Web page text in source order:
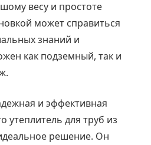
весу и простоте
может справиться
знаний и
как подземный, так и
и эффективная
утеплитель для труб из
решение. Он